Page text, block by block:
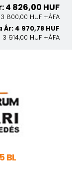
4 826,00 HUF
3 800,00 HUF +ÁFA
Ár: 4 970,78 HUF
3 914,00 HUF +ÁFA
BL